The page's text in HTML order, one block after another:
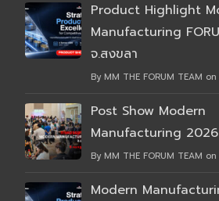
Product Highlight
Manufacturing
จ.สงขลา
By MM THE FORUM TEAM
Post Show Modern
Manufacturing 2026
By MM THE FORUM TEAM
Modern